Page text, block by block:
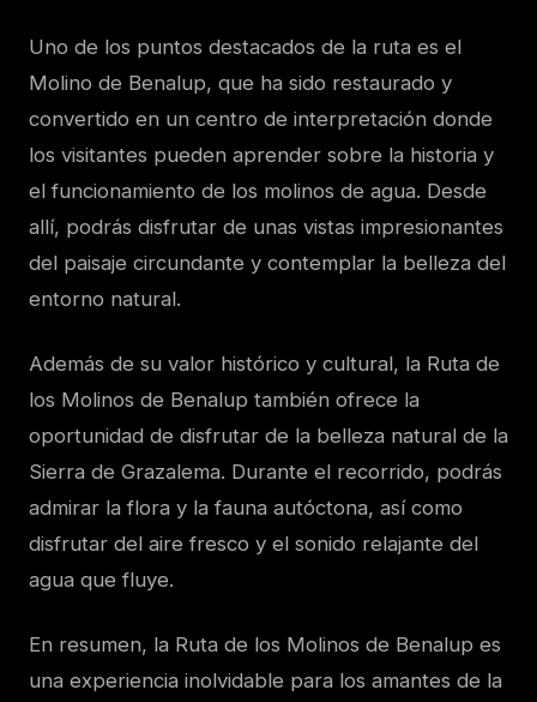
Uno de los puntos destacados de la ruta es el
Molino de Benalup, que ha sido restaurado y
convertido en un centro de interpretación donde
los visitantes pueden aprender sobre la historia y
el funcionamiento de los molinos de agua. Desde
allí, podrás disfrutar de unas vistas impresionantes
del paisaje circundante y contemplar la belleza del
entorno natural.
Además de su valor histórico y cultural, la Ruta de
los Molinos de Benalup también ofrece la
oportunidad de disfrutar de la belleza natural de la
Sierra de Grazalema. Durante el recorrido, podrás
admirar la flora y la fauna autóctona, así como
disfrutar del aire fresco y el sonido relajante del
agua que fluye.
En resumen, la Ruta de los Molinos de Benalup es
una experiencia inolvidable para los amantes de la